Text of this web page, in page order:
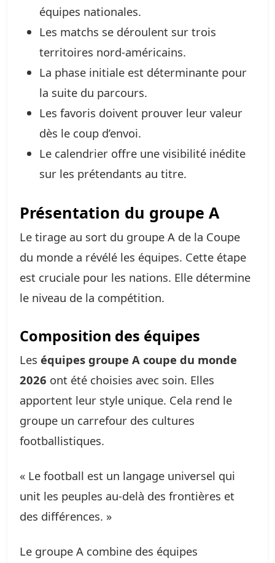
équipes nationales.
Les matchs se déroulent sur trois
territoires nord-américains.
La phase initiale est déterminante pour
la suite du parcours.
Les favoris doivent prouver leur valeur
dès le coup d’envoi.
Le calendrier offre une visibilité inédite
sur les prétendants au titre.
Présentation du groupe A
Le tirage au sort du groupe A de la Coupe
du monde a révélé les équipes. Cette étape
est cruciale pour les nations. Elle détermine
le niveau de la compétition.
Composition des équipes
Les équipes groupe A coupe du monde
2026 ont été choisies avec soin. Elles
apportent leur style unique. Cela rend le
groupe un carrefour des cultures
footballistiques.
« Le football est un langage universel qui
unit les peuples au-delà des frontières et
des différences. »
Le groupe A combine des équipes